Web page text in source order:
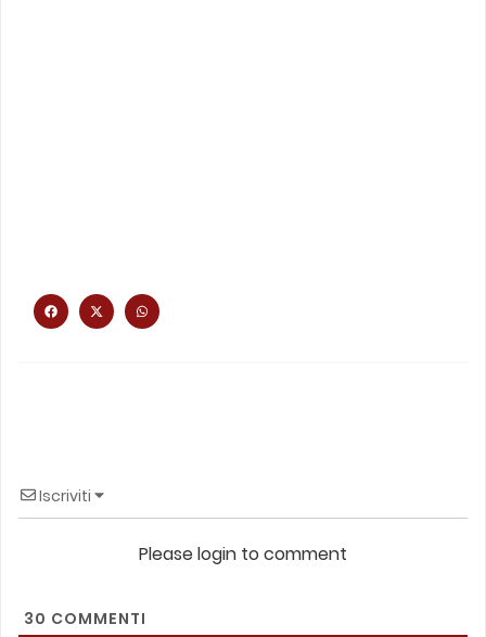
Iscriviti
Please login to comment
30 COMMENTI